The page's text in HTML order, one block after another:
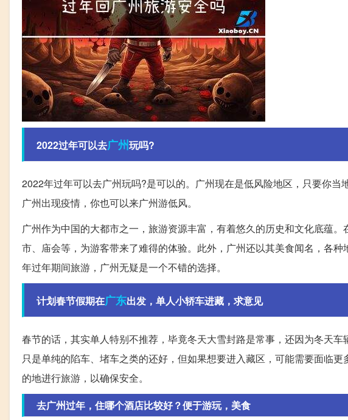
2022过年可以去广州玩吗?
2022年过年可以去广州玩吗?是可以的。广州现在是低风险地区，只要你
广州出现疫情，你也可以来广州游低风。
广州作为中国的大都市之一，旅游资源丰富，有着悠久的历史和文化底蕴
市、庙会等，为游客带来了难得的体验。此外，广州还以其美食闻名，各
年过年期间旅游，广州无疑是一个不错的选择。
计划春节假期在广东出发，单人小轿车进藏，求意见
春节的话，其实单人特别不推荐，毕竟冬天大雪封路是常事，还因为冬天
只是单纯的陷车、堵车之类的还好，但如果想要进入藏区，可能需要面临
的地进行旅游，以确保安全。
去广州过年，住哪个酒店比较好？便于游玩，美食